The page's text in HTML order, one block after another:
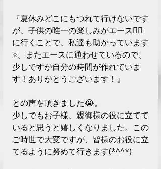
『夏休みどこにもつれて行けないです
が、子供の唯一の楽しみがエース🏊‍♂️
に行くことで、私達も助かっています
⭐️。またエースに通わせているので、
少しですが自分の時間が作れていま
す！ありがとうございます！』
との声を頂きました😭。
少しでもお子様、親御様の役に立てて
いると思うと嬉しくなりました。この
ご時世で大変ですが、皆様のお役に立
てるように努めて行きます(*^^*)